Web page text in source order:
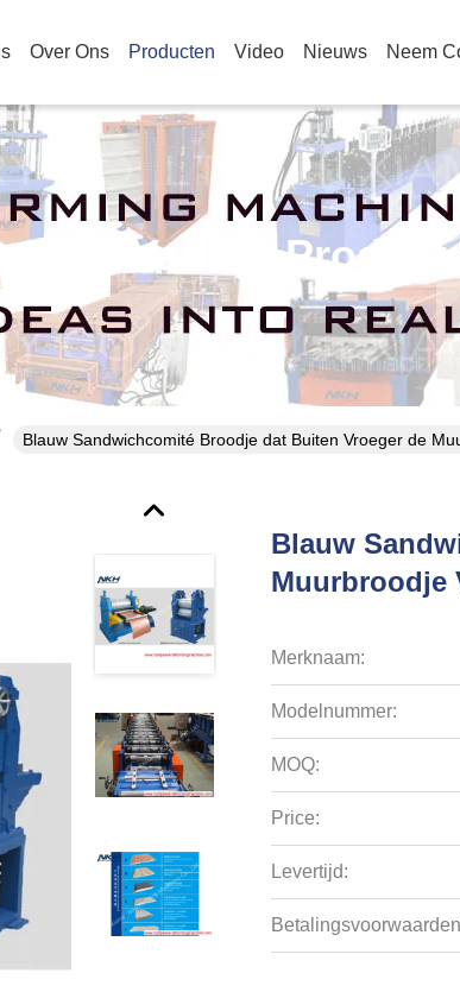
Over Ons Producten Video Nieuws Neem
Van De
Blauw Sandwichcomité Broodje dat Buiten Vroeger de
Blauw
Muurbroodje
Merknaam:
Modelnummer:
MOQ:
Price:
Levertijd: